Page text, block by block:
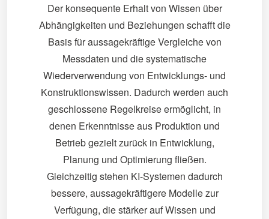
Der konsequente Erhalt von Wissen über
Abhängigkeiten und Beziehungen schafft die
Basis für aussagekräftige Vergleiche von
Messdaten und die systematische
Wiederverwendung von Entwicklungs- und
Konstruktionswissen. Dadurch werden auch
geschlossene Regelkreise ermöglicht, in
denen Erkenntnisse aus Produktion und
Betrieb gezielt zurück in Entwicklung,
Planung und Optimierung fließen.
Gleichzeitig stehen KI-Systemen dadurch
bessere, aussagekräftigere Modelle zur
Verfügung, die stärker auf Wissen und